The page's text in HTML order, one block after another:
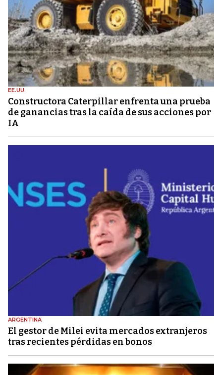
EE.UU.
Constructora Caterpillar enfrenta una prueba
de ganancias tras la caída de sus acciones por
IA
ARGENTINA
El gestor de Milei evita mercados extranjeros
tras recientes pérdidas en bonos